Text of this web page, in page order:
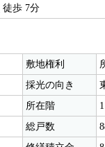
徒歩 7分
敷地権利
採光の向き
所在階
総戸数